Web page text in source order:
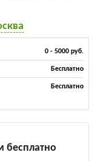
0 - 5000 руб.
Бесплатно
Бесплатно
бесплатно